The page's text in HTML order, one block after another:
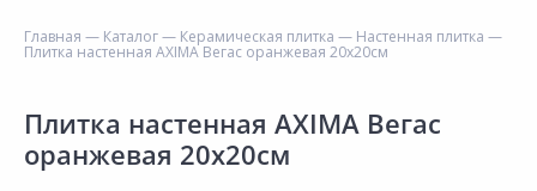
Регистрация
Перейти к сравнению
Главная — Каталог— Керамическая плитка — Настенная плитка —
Плитка настенная AXIMA Вегас оранжевая 20х20см
Плитка настенная AXIMA Вегас
оранжевая 20х20см